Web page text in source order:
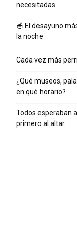
necesitadas
🥣 El desayuno
la noche
Cada vez más
¿Qué museos,
en qué horario?
Todos esperaban
primero al altar